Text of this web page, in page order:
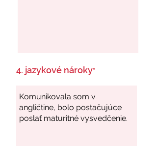
4. jazykové nároky*